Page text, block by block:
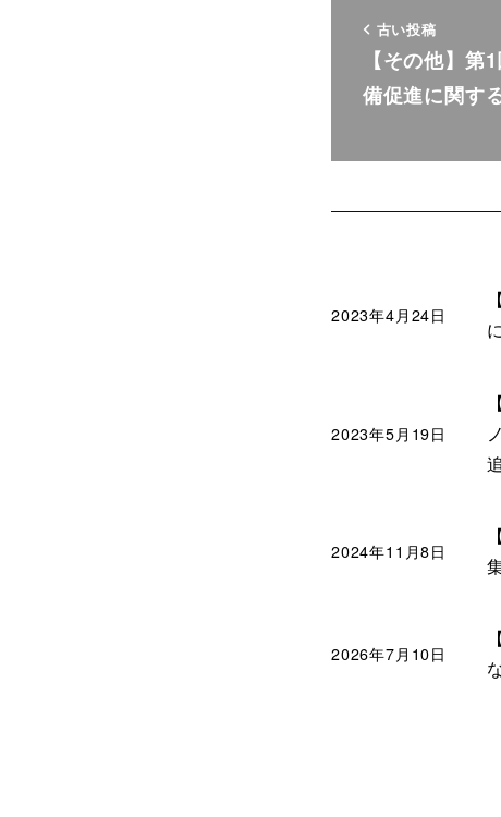
古い投稿
【その他】第
備促進に関す
2023年4月24日
2023年5月19日
2024年11月8日
2026年7月10日